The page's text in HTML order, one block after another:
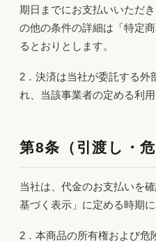
期日までにお支払いいただ
の他の条件の詳細は「特定
るとおりとします。
2．決済は当社が委託する外
れ、当該事業者の定める利
第8条（引渡し・危
当社は、代金のお支払いを
基づく表示」に定める時期
2．本商品の所有権および危